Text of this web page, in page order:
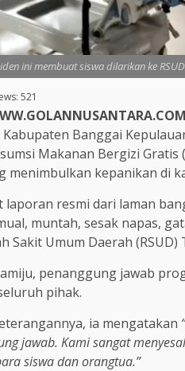
ini membuat siswa dilarikan ke
521
Kabupaten Banggai
Makanan Bergizi Gratis
menimbulkan kepanikan di
laporan resmi dari laman
muntah, sesak napas,
Sakit Umum Daerah
penanggung jawab
pihak.
ia mengatakan
jawab. Kami sangat
siswa dan orangtua.”